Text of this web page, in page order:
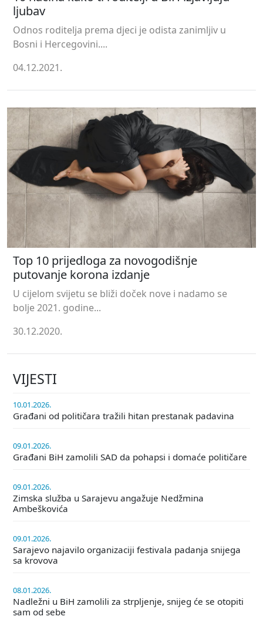
ljubav
Odnos roditelja prema djeci je odista zanimljiv u
Bosni i Hercegovini....
04.12.2021.
Top 10 prijedloga za novogodišnje
putovanje korona izdanje
U cijelom svijetu se bliži doček nove i nadamo se
bolje 2021. godine...
30.12.2020.
VIJESTI
10.01.2026.
Građani od političara tražili hitan prestanak padavina
09.01.2026.
Građani BiH zamolili SAD da pohapsi i domaće političare
09.01.2026.
Zimska služba u Sarajevu angažuje Nedžmina
Ambeškovića
09.01.2026.
Sarajevo najavilo organizaciji festivala padanja snijega
sa krovova
08.01.2026.
Nadležni u BiH zamolili za strpljenje, snijeg će se otopiti
sam od sebe